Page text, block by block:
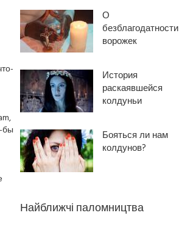
бы
О
безблагодатности
ворожек
История
раскаявшейся
колдуньи
Бояться ли нам
колдунов?
Найближчі паломництва